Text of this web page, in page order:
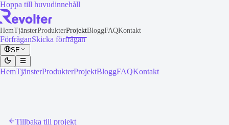
Hoppa till huvudinnehåll
HemTjänsterProdukterProjektBloggFAQKontakt
FörfråganSkicka förfrågan
SE
HemTjänsterProdukterProjektBloggFAQKontakt
Tillbaka till projekt